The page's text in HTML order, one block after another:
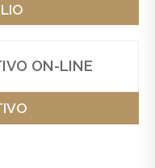
ON-LINE